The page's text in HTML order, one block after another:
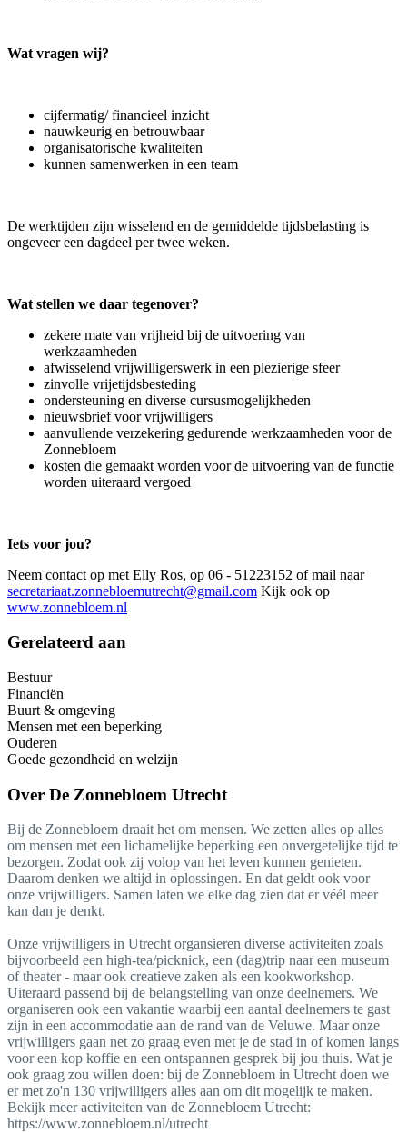
Wat vragen wij?
cijfermatig/ financieel inzicht
nauwkeurig en betrouwbaar
organisatorische kwaliteiten
kunnen samenwerken in een team
De werktijden zijn wisselend en de gemiddelde tijdsbelasting is
ongeveer een dagdeel per twee weken.
Wat stellen we daar tegenover?
zekere mate van vrijheid bij de uitvoering van
werkzaamheden
afwisselend vrijwilligerswerk in een plezierige sfeer
zinvolle vrijetijdsbesteding
ondersteuning en diverse cursusmogelijkheden
nieuwsbrief voor vrijwilligers
aanvullende verzekering gedurende werkzaamheden voor de
Zonnebloem
kosten die gemaakt worden voor de uitvoering van de functie
worden uiteraard vergoed
Iets voor jou?
Neem contact op met Elly Ros, op 06 - 51223152 of mail naar
secretariaat.zonnebloemutrecht@gmail.com Kijk ook op
www.zonnebloem.nl
Gerelateerd aan
Bestuur
Financiën
Buurt & omgeving
Mensen met een beperking
Ouderen
Goede gezondheid en welzijn
Over De Zonnebloem Utrecht
Bij de Zonnebloem draait het om mensen. We zetten alles op alles
om mensen met een lichamelijke beperking een onvergetelijke tijd te
bezorgen. Zodat ook zij volop van het leven kunnen genieten.
Daarom denken we altijd in oplossingen. En dat geldt ook voor
onze vrijwilligers. Samen laten we elke dag zien dat er véél meer
kan dan je denkt.
Onze vrijwilligers in Utrecht organsieren diverse activiteiten zoals
bijvoorbeeld een high-tea/picknick, een (dag)trip naar een museum
of theater - maar ook creatieve zaken als een kookworkshop.
Uiteraard passend bij de belangstelling van onze deelnemers. We
organiseren ook een vakantie waarbij een aantal deelnemers te gast
zijn in een accommodatie aan de rand van de Veluwe. Maar onze
vrijwilligers gaan net zo graag even met je de stad in of komen langs
voor een kop koffie en een ontspannen gesprek bij jou thuis. Wat je
ook graag zou willen doen: bij de Zonnebloem in Utrecht doen we
er met zo'n 130 vrijwilligers alles aan om dit mogelijk te maken.
Bekijk meer activiteiten van de Zonnebloem Utrecht:
https://www.zonnebloem.nl/utrecht